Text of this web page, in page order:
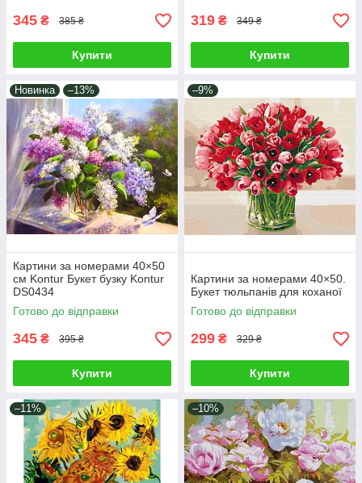
345 ₴ 385 ₴
Купити
319 ₴ 349 ₴
Купити
Новинка –13%
Картини за номерами 40×50
см Kontur Букет бузку Kontur
DS0434
Готово до відправки
345 ₴ 395 ₴
Купити
–9%
Картини за номерами 40×50.
Букет тюльпанів для коханої
Готово до відправки
299 ₴ 329 ₴
Купити
–11% –10%